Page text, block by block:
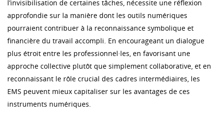
l’invisibilisation de certaines tâches, nécessite une réflexion
approfondie sur la manière dont les outils numériques
pourraient contribuer à la reconnaissance symbolique et
financière du travail accompli. En encourageant un dialogue
plus étroit entre les professionnel·les, en favorisant une
approche collective plutôt que simplement collaborative, et en
reconnaissant le rôle crucial des cadres intermédiaires, les
EMS peuvent mieux capitaliser sur les avantages de ces
instruments numériques.